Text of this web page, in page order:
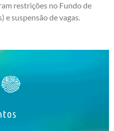
restrições no Fundo de
e suspensão de vagas.